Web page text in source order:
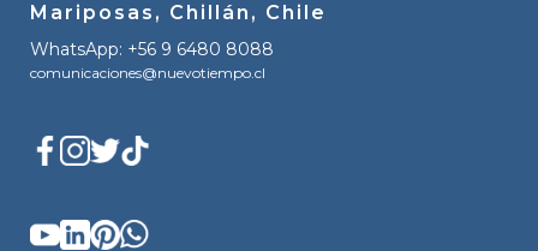
Mariposas, Chillán, Chile
WhatsApp: +56 9 6480 8088
comunicaciones@nuevotiempo.cl